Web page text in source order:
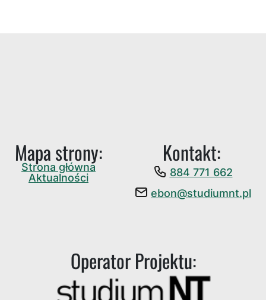
Mapa strony:
Strona główna
Aktualności
Kontakt:
884 771 662
ebon@studiumnt.pl
Operator Projektu: